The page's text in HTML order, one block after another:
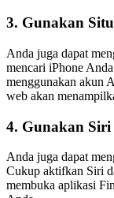
3. Gunakan
Anda juga dapat
mencari iPhone
menggunakan akun
web akan
4. Gunakan
Anda juga dapat
Cukup aktifkan Siri
membuka aplikasi